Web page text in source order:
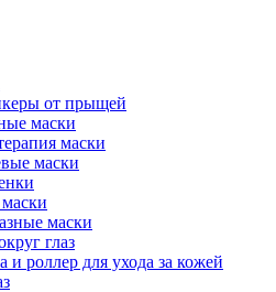
от прыщей
маски
маски
маски
маски
глаз
и роллер для ухода за кожей